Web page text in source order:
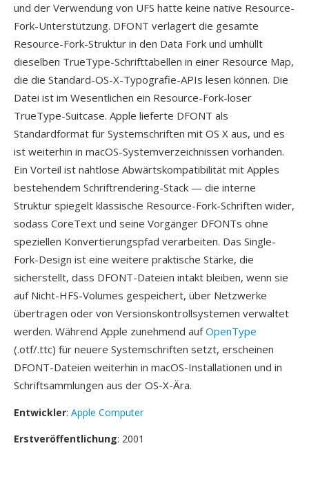
und der Verwendung von UFS hatte keine native Resource-
Fork-Unterstützung. DFONT verlagert die gesamte
Resource-Fork-Struktur in den Data Fork und umhüllt
dieselben TrueType-Schrifttabellen in einer Resource Map,
die die Standard-OS-X-Typografie-APIs lesen können. Die
Datei ist im Wesentlichen ein Resource-Fork-loser
TrueType-Suitcase. Apple lieferte DFONT als
Standardformat für Systemschriften mit OS X aus, und es
ist weiterhin in macOS-Systemverzeichnissen vorhanden.
Ein Vorteil ist nahtlose Abwärtskompatibilität mit Apples
bestehendem Schriftrendering-Stack — die interne
Struktur spiegelt klassische Resource-Fork-Schriften wider,
sodass CoreText und seine Vorgänger DFONTs ohne
speziellen Konvertierungspfad verarbeiten. Das Single-
Fork-Design ist eine weitere praktische Stärke, die
sicherstellt, dass DFONT-Dateien intakt bleiben, wenn sie
auf Nicht-HFS-Volumes gespeichert, über Netzwerke
übertragen oder von Versionskontrollsystemen verwaltet
werden. Während Apple zunehmend aufOpenType
(.otf/.ttc) für neuere Systemschriften setzt, erscheinen
DFONT-Dateien weiterhin in macOS-Installationen und in
Schriftsammlungen aus der OS-X-Ära.
Entwickler: Apple Computer
Erstveröffentlichung: 2001